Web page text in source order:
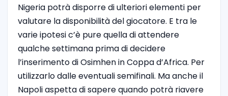
Nigeria potrà disporre di ulteriori elementi per
valutare la disponibilità del giocatore. E tra le
varie ipotesi c’è pure quella di attendere
qualche settimana prima di decidere
l’inserimento di Osimhen in Coppa d’Africa. Per
utilizzarlo dalle eventuali semifinali. Ma anche il
Napoli aspetta di sapere quando potrà riavere